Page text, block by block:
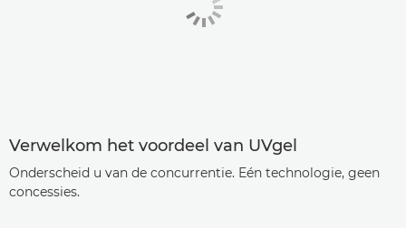
Verwelkom het voordeel van UVgel
Onderscheid u van de concurrentie. Eén technologie, geen
concessies.